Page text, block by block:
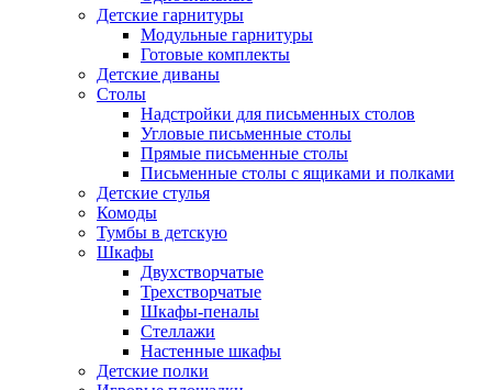
Детские гарнитуры
Модульные гарнитуры
Готовые комплекты
Детские диваны
Столы
Надстройки для письменных столов
Угловые письменные столы
Прямые письменные столы
Письменные столы с ящиками и полками
Детские стулья
Комоды
Тумбы в детскую
Шкафы
Двухстворчатые
Трехстворчатые
Шкафы-пеналы
Стеллажи
Настенные шкафы
Детские полки